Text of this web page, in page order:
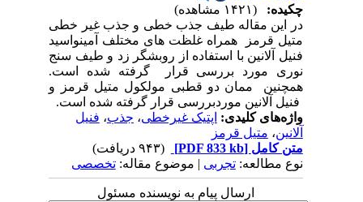
چکیده:
در این مقاله طیف جذب خطی و جذب غیر خطی
متیل قرمز همراه غلظت های مختلف آمینواسید
فنیل آلانین با استفاده از روبشگر زد و طیف سنج
نوری مورد بررسی قرار گرفته شده است.
همچنین ممان دو قطبی مولکول متیل قرمز و
فنیل آلانین موردبررسی قرار گرفته شده است.
واژه‌های کلیدی:اپتیک غیرخطی،جذب،فنیل
آلانین،متیل قرمز
متن کامل[PDF 833 kb]
نوع مطالعه:تجربی| موضوع مقاله:تخصصی
ارسال پیام به نویسنده مسئول